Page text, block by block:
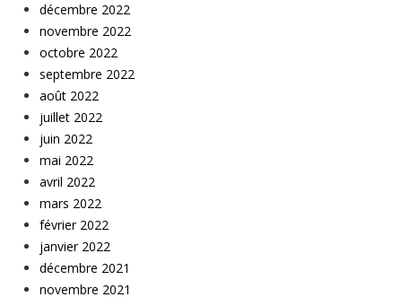
décembre 2022
novembre 2022
octobre 2022
septembre 2022
août 2022
juillet 2022
juin 2022
mai 2022
avril 2022
mars 2022
février 2022
janvier 2022
décembre 2021
novembre 2021